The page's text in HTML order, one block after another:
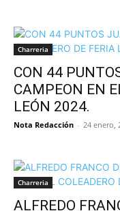
Charreria
CON 44
CAMPEON EN
LEÓN 2024.
Nota Redacción - 24 enero,
Charreria
ALFREDO